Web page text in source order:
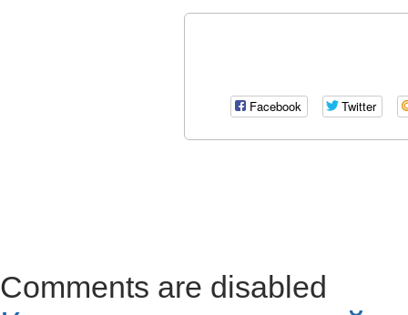
Facebook Twitter
Comments are disabled